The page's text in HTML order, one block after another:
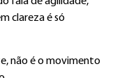
clareza é só
não é o movimento